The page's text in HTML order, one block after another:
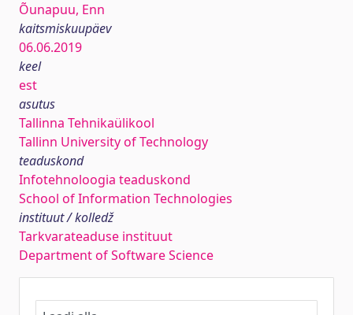
Õunapuu, Enn
kaitsmiskuupäev
06.06.2019
keel
est
asutus
Tallinna Tehnikaülikool
Tallinn University of Technology
teaduskond
Infotehnoloogia teaduskond
School of Information Technologies
instituut / kolledž
Tarkvarateaduse instituut
Department of Software Science